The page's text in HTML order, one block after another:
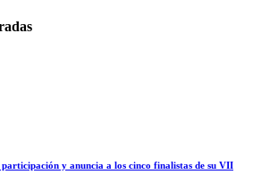
y anuncia a los cinco finalistas de su VII